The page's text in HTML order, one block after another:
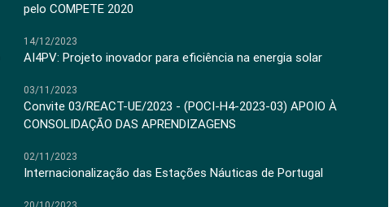
pelo COMPETE 2020
14/12/2023
AI4PV: Projeto inovador para eficiência na energia solar
03/11/2023
Convite 03/REACT-UE/2023 - (POCI-H4-2023-03) APOIO À
CONSOLIDAÇÃO DAS APRENDIZAGENS
02/11/2023
Internacionalização das Estações Náuticas de Portugal